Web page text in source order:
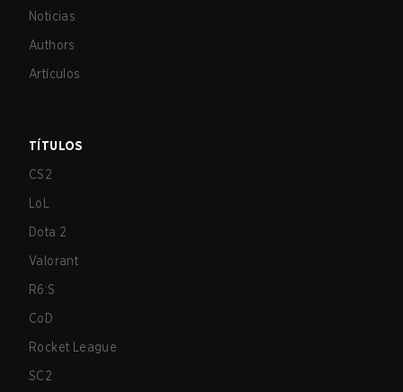
Noticias
Authors
Artículos
TÍTULOS
CS2
LoL
Dota 2
Valorant
R6:S
CoD
Rocket League
SC2